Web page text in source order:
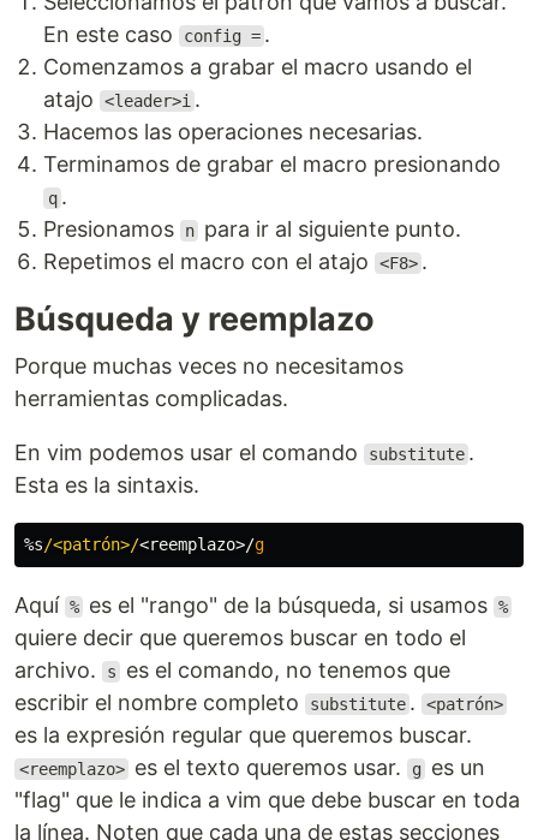
En este caso
config = .
Comenzamos a grabar el macro usando el
atajo
<leader>i .
Hacemos las operaciones necesarias.
Terminamos de grabar el macro presionando
q .
Presionamos
n para ir al siguiente punto.
Repetimos el macro con el atajo
<F8> .
Búsqueda y reemplazo
Porque muchas veces no necesitamos
herramientas complicadas.
En vim podemos usar el comando substitute .
Esta es la sintaxis.
%s/<patrón>/<reemplazo>/g
Aquí % es el "rango" de la búsqueda, si usamos %
quiere decir que queremos buscar en todo el
archivo.
s
es el comando, no tenemos que
escribir el nombre completo
substitute . <patrón>
es la expresión regular que queremos buscar.
<reemplazo> es el texto queremos usar. g
es un
"flag" que le indica a vim que debe buscar en toda
la línea. Noten que cada una de estas secciones